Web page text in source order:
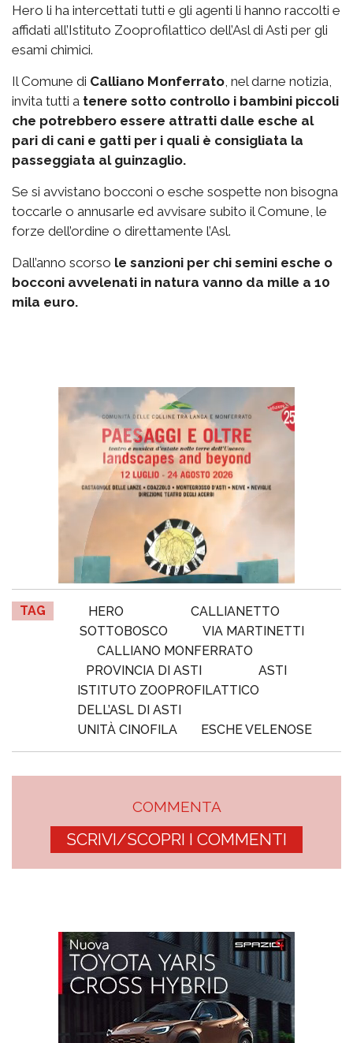
Hero li ha intercettati tutti e gli agenti li hanno raccolti e
affidati all’Istituto Zooprofilattico dell’Asl di Asti per gli
esami chimici.
Il Comune di Calliano Monferrato , nel darne notizia,
invita tutti a tenere sotto controllo i bambini piccoli
che potrebbero essere attratti dalle esche al
pari di cani e gatti per i quali è consigliata la
passeggiata al guinzaglio.
Se si avvistano bocconi o esche sospette non bisogna
toccarle o annusarle ed avvisare subito il Comune, le
forze dell’ordine o direttamente l’Asl.
Dall’anno scorso le sanzioni per chi semini esche o
bocconi avvelenati in natura vanno da mille a 10
mila euro.
TAG HERO
CALLIANETTO
SOTTOBOSCO
VIA MARTINETTI
CALLIANO MONFERRATO
PROVINCIA DI ASTI
ASTI
ISTITUTO ZOOPROFILATTICO
DELL’ASL DI ASTI
UNITÀ CINOFILA
ESCHE VELENOSE
COMMENTA
SCRIVI/SCOPRI I COMMENTI